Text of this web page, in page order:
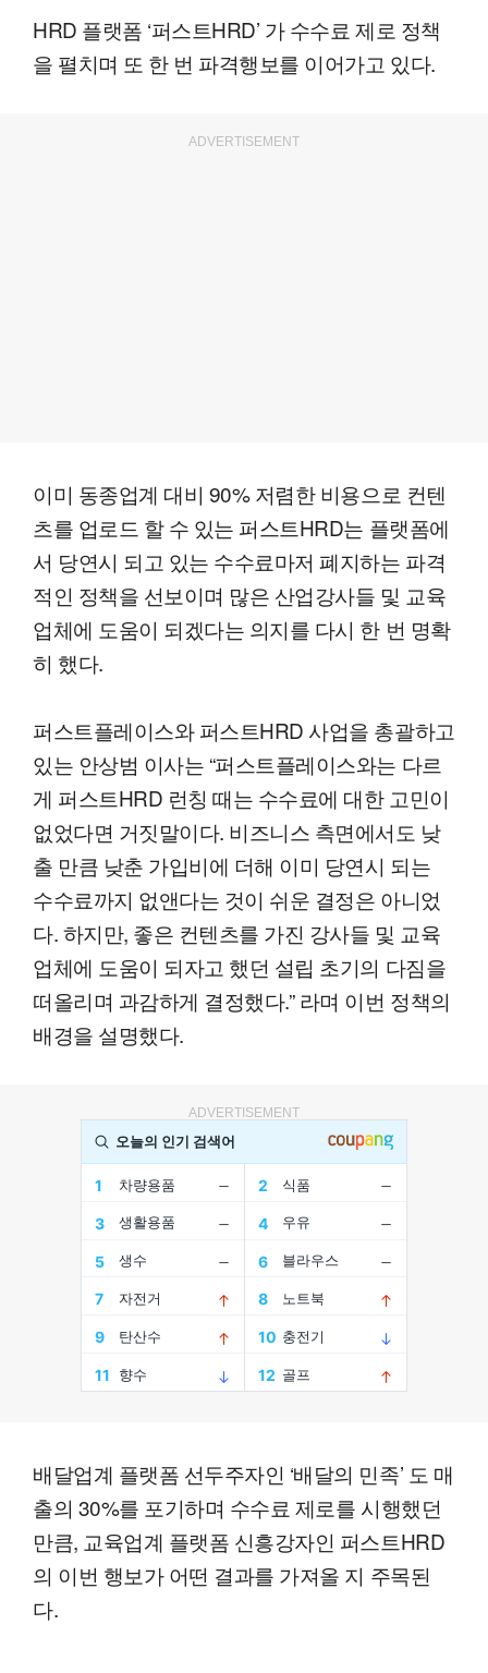
HRD 플랫폼 ‘퍼스트HRD’ 가 수수료 제로 정책
을 펼치며 또 한 번 파격행보를 이어가고 있다.
ADVERTISEMENT
이미 동종업계 대비 90% 저렴한 비용으로 컨텐
츠를 업로드 할 수 있는 퍼스트HRD는 플랫폼에
서 당연시 되고 있는 수수료마저 폐지하는 파격
적인 정책을 선보이며 많은 산업강사들 및 교육
업체에 도움이 되겠다는 의지를 다시 한 번 명확
히 했다.
퍼스트플레이스와 퍼스트HRD 사업을 총괄하고
있는 안상범 이사는 “퍼스트플레이스와는 다르
게 퍼스트HRD 런칭 때는 수수료에 대한 고민이
없었다면 거짓말이다. 비즈니스 측면에서도 낮
출 만큼 낮춘 가입비에 더해 이미 당연시 되는
수수료까지 없앤다는 것이 쉬운 결정은 아니었
다. 하지만, 좋은 컨텐츠를 가진 강사들 및 교육
업체에 도움이 되자고 했던 설립 초기의 다짐을
떠올리며 과감하게 결정했다.” 라며 이번 정책의
배경을 설명했다.
ADVERTISEMENT
배달업계 플랫폼 선두주자인 ‘배달의 민족’ 도 매
출의 30%를 포기하며 수수료 제로를 시행했던
만큼, 교육업계 플랫폼 신흥강자인 퍼스트HRD
의 이번 행보가 어떤 결과를 가져올 지 주목된
다.